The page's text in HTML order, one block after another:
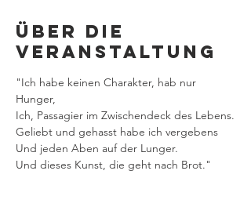
Über die
Veranstaltung
"Ich habe keinen Charakter, hab nur
Hunger,
Ich, Passagier im Zwischendeck des Lebens.
Geliebt und gehasst habe ich vergebens
Und jeden Aben auf der Lunger.
Und dieses Kunst, die geht nach Brot."